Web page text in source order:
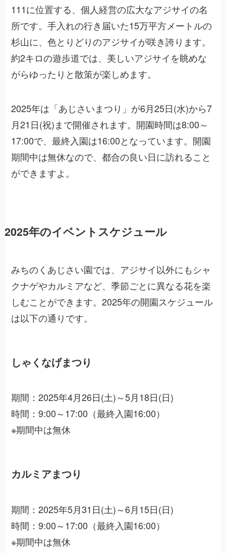
111に位置する、個人経営の広大なアジサイの名
所です。手入れの行き届いた15万平方メートルの
杉山に、色とりどりのアジサイが咲き誇ります。
約2キロの遊歩道では、美しいアジサイを眺めな
がらゆったりと散策が楽しめます。
2025年は「あじさいまつり」が6月25日(水)から7
月21日(祝)まで開催されます。開園時間は8:00～
17:00で、最終入園は16:00となっています。開園
期間中は無休なので、都合の良い日に訪れること
ができますよ。
2025年のイベントスケジュール
みちのくあじさい園では、アジサイ以外にもシャ
クナゲやカルミアなど、季節ごとに異なる花を楽
しむことができます。2025年の開園スケジュール
は以下の通りです。
しゃくなげまつり
期間：2025年4月26日(土)～5月18日(日)
時間：9:00～17:00（最終入園16:00）
※期間中は無休
カルミアまつり
期間：2025年5月31日(土)～6月15日(日)
時間：9:00～17:00（最終入園16:00）
※期間中は無休